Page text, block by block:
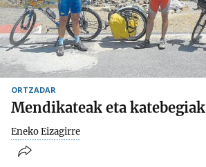
ORTZADAR
Mendikateak eta katebegiak
Eneko Eizagirre